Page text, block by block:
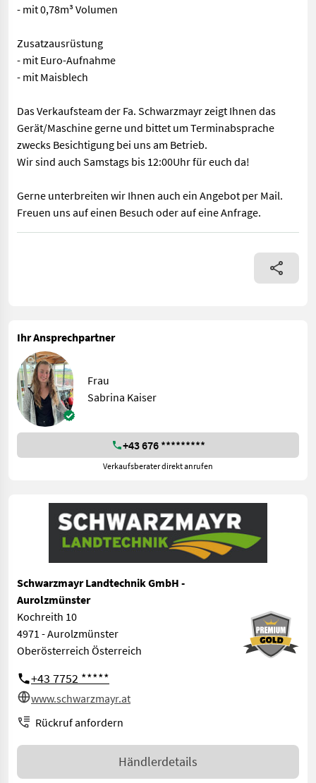
- mit 0,78m³ Volumen
Zusatzausrüstung
- mit Euro-Aufnahme
- mit Maisblech
Das Verkaufsteam der Fa. Schwarzmayr zeigt Ihnen das
Gerät/Maschine gerne und bittet um Terminabsprache
zwecks Besichtigung bei uns am Betrieb.
Wir sind auch Samstags bis 12:00Uhr für euch da!
Gerne unterbreiten wir Ihnen auch ein Angebot per Mail.
Freuen uns auf einen Besuch oder auf eine Anfrage.
Nr. 73085 - mit 1,44m Blockbreite - mit 0,78m Blocktiefe - mit
Ihr Ansprechpartner
Frau
Sabrina Kaiser
+43 676 *********
Verkaufsberater direkt anrufen
Schwarzmayr Landtechnik GmbH -
Aurolzmünster
Kochreith 10
4971 - Aurolzmünster
Oberösterreich Österreich
+43 7752 *****
www.schwarzmayr.at
Rückruf anfordern
Händlerdetails